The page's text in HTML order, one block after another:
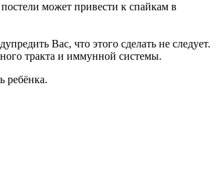
может привести к спайкам в
Вас, что этого сделать не следует.
тракта и иммунной системы.
ребёнка.